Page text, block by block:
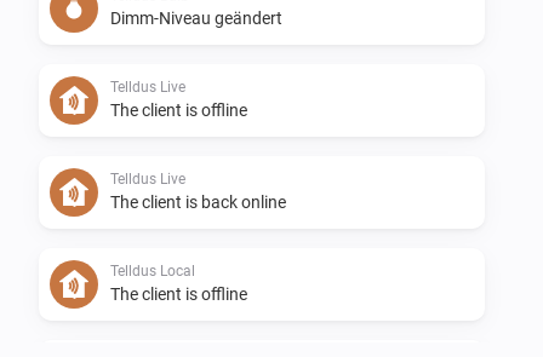
Dimm-Niveau geändert
Telldus Live
The client is offline
Telldus Live
The client is back online
Telldus Local
The client is offline